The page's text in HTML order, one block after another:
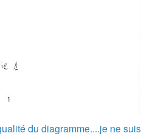
du diagramme....je ne suis